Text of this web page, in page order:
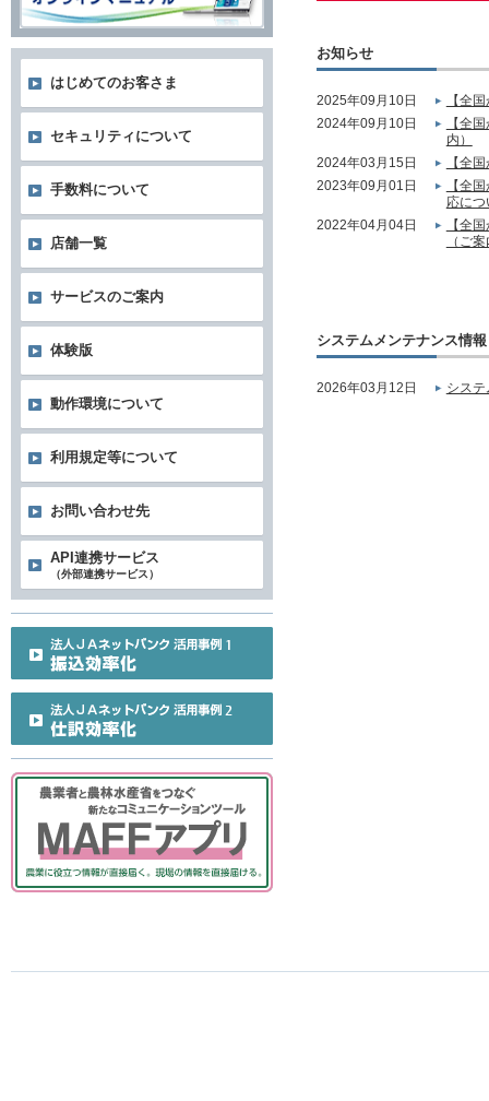
お知らせ
2025年09月10日
【全
2024年09月10日
【全
内）
2024年03月15日
【全
2023年09月01日
【全
応に
2022年04月04日
【全
（ご
システムメンテナンス情報
2026年03月12日 シス
はじめてのお客さま
セキュリティについて
手数料について
店舗一覧
サービスのご案内
体験版
動作環境について
利用規定等について
お問い合わせ先
API連携サービス
（外部連携サービス）